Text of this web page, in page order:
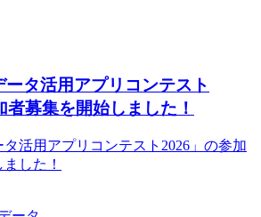
ータ活用アプリコンテスト
者募集を開始しました！
タ活用アプリコンテスト2026」の参加
した！